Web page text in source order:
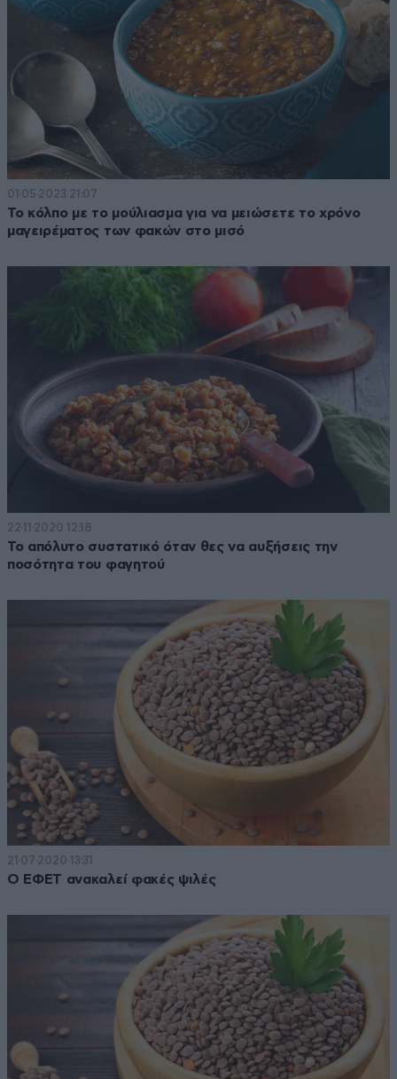
01·05·2023 21:07
Το κόλπο με το μούλιασμα για να μειώσετε το χρόνο
μαγειρέματος των φακών στο μισό
22·11·2020 12:18
Το απόλυτο συστατικό όταν θες να αυξήσεις την
ποσότητα του φαγητού
21·07·2020 13:31
Ο ΕΦΕΤ ανακαλεί φακές ψιλές